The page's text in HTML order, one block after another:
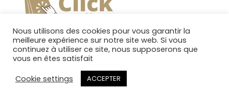
Copyright 2025. Tous droits réservés.
Nous utilisons des cookies pour vous garantir la
meilleure expérience sur notre site web. Si vous
continuez à utiliser ce site, nous supposerons que
vous en êtes satisfait
Cookie settings
ACCEPTER